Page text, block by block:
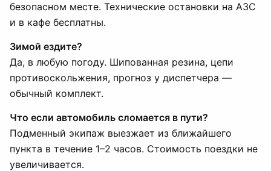
безопасном месте. Технические остановки на АЗС
и в кафе бесплатны.
Зимой ездите?
Да, в любую погоду. Шипованная резина, цепи
противоскольжения, прогноз у диспетчера —
обычный комплект.
Что если автомобиль сломается в пути?
Подменный экипаж выезжает из ближайшего
пункта в течение 1–2 часов. Стоимость поездки не
увеличивается.